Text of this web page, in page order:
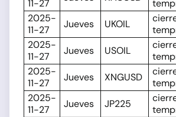
11-27
2025-
11-27
Jueves UKOIL
2025-
11-27
Jueves USOIL
2025-
11-27
Jueves XNGUSD
2025-
11-27
Jueves JP225